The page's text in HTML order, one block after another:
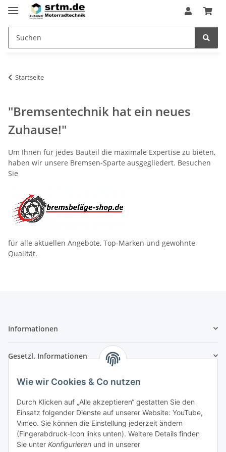
Wie wir Cookies & Co nutzen
Durch Klicken auf „Alle akzeptieren“ gestatten Sie den
Einsatz folgender Dienste auf unserer Website: YouTube,
Vimeo. Sie können die Einstellung jederzeit ändern
(Fingerabdruck-Icon links unten). Weitere Details finden
Sie unter Konfigurieren und in unserer
Startseite
"Bremsentechnik hat ein neues
Zuhause!"
Um Ihnen für jedes Bauteil die maximale Expertise zu bieten,
haben wir unsere Bremsen-Sparte ausgegliedert. Besuchen
Sie
für alle aktuellen Angebote, Top-Marken und gewohnte
Qualität.
Informationen
Gesetzl. Informationen
Kontaktinformationen
SRTM GmbH
Franz-Kleespies-Str. 27
63762 Großostheim
Deutschland